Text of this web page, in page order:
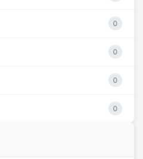
0
0
0
0